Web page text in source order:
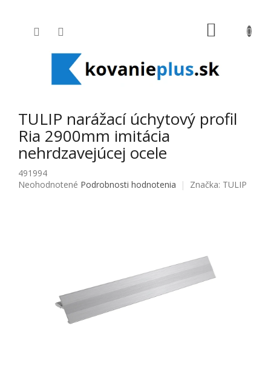
TULIP narážací úchytový profil
Ria 2900mm imitácia
nehrdzavejúcej ocele
491994
Priemerné hodnotenie produktu je 0,0 z 5 hviezdičiek.
Neohodnotené Podrobnosti hodnotenia Značka: TULIP